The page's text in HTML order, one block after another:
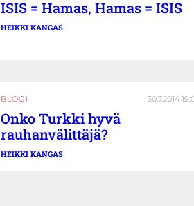
ISIS = Hamas, Hamas = ISIS
HEIKKI KANGAS
BLOGI 30.7.2014
Onko Turkki hyvä
rauhanvälittäjä?
HEIKKI KANGAS